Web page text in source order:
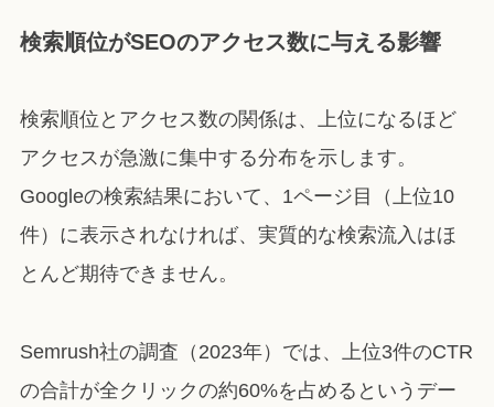
検索順位がSEOのアクセス数に与える影響
検索順位とアクセス数の関係は、上位になるほど
アクセスが急激に集中する分布を示します。
Googleの検索結果において、1ページ目（上位10
件）に表示されなければ、実質的な検索流入はほ
とんど期待できません。
Semrush社の調査（2023年）では、上位3件のCTR
の合計が全クリックの約60%を占めるというデー